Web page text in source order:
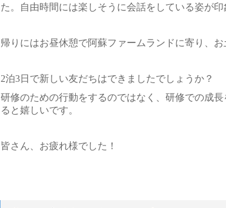
た。自由時間には楽しそうに会話をしている姿が印
帰りにはお昼休憩で阿蘇ファームランドに寄り、お
2泊3日で新しい友だちはできましたでしょうか？
研修のための行動をするのではなく、研修での成
ると嬉しいです。
皆さん、お疲れ様でした！